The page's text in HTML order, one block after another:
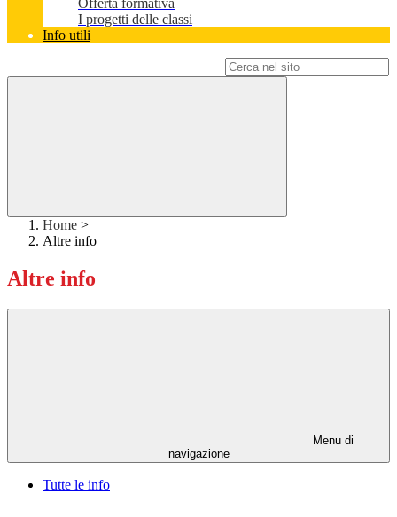
Offerta formativa
I progetti delle classi
Info utili
Home >
Altre info
Altre info
Menu di
navigazione
Tutte le info